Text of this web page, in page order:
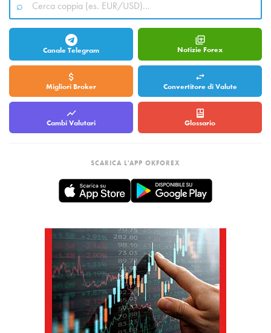
Canale Telegram Notizie Forex
Migliori Broker Convertitore di Valute
Cambi Valutari Glossario
SCARICA L'APP OKFOREX